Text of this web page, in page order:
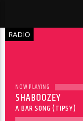
RADIO
NOW PLAYING
SHABOOZEY
A BAR SONG (TIPSY)